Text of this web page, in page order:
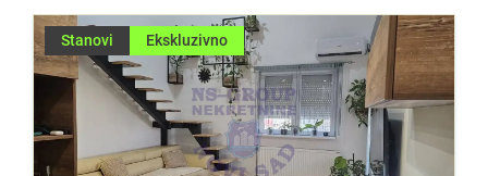
Stanovi Ekskluzivno